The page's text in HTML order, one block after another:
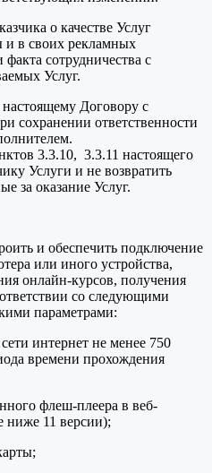
о качестве Услуг
в своих рекламных
сотрудничества с
Услуг.
Договору с
сохранении ответственности
3.3.10, 3.3.11 настоящего
Услуги и не возвратить
за оказание Услуг.
и обеспечить подключение
или иного устройства,
онлайн-курсов, получения
со следующими
параметрами:
интернет не менее 750
времени прохождения
флеш-плеера в веб-
ниже 11 версии);